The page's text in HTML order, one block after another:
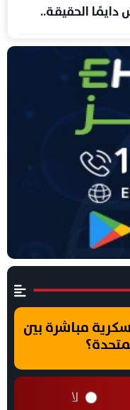
الحقيقة..
مباشرة بين
لا